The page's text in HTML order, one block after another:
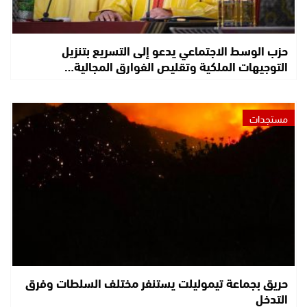
حزب الوسط الاجتماعي يدعو إلى التسريع بتنزيل
التوجيهات الملكية وتقليص الفوارق المجالية…
مستجدات
حريق بجماعة تيموليلت يستنفر مختلف السلطات وفرق
التدخل